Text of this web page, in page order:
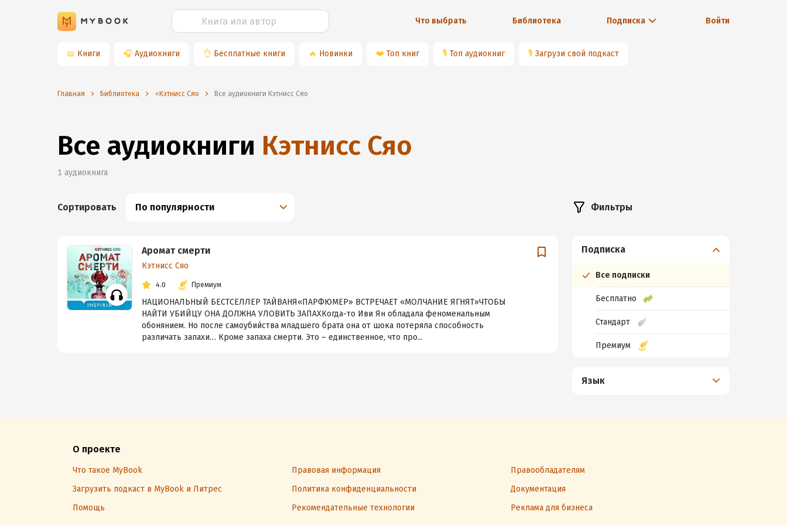
Что выбрать Библиотека Подписка Войти
📖 Книги 🎧 Аудиокниги 👌 Бесплатные книги 🔥 Новинки ❤️ Топ книг 🎙 Топ аудиокниг 🎙 Загрузи свой подкаст
Главная Библиотека ⭐️Кэтнисс Сяо Все аудиокниги Кэтнисс Сяо
Все аудиокниги Кэтнисс Сяо
1 аудиокнига
Сортировать По популярности
Аромат смерти
Кэтнисс Сяо
4.0 Премиум
НАЦИОНАЛЬНЫЙ БЕСТСЕЛЛЕР ТАЙВАНЯ«ПАРФЮМЕР» ВСТРЕЧАЕТ «МОЛЧАНИЕ ЯГНЯТ»ЧТОБЫ
НАЙТИ УБИЙЦУ ОНА ДОЛЖНА УЛОВИТЬ ЗАПАХКогда-то Иви Ян обладала феноменальным
обонянием. Но после самоубийства младшего брата она от шока потеряла способность
различать запахи… Кроме запаха смерти. Это – единственное, что про...
Фильтры
Подписка
Все подписки
Бесплатно
Стандарт
Премиум
Язык
О проекте
Что такое MyBook Правовая информация
Правообладателям
Загрузить подкаст в MyBook и Литрес
Политика конфиденциальности
Документация
Помощь
Рекомендательные технологии Реклама для бизнеса